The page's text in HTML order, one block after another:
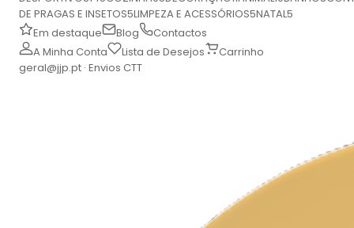
DE PRAGAS E INSETOS5LIMPEZA E ACESSÓRIOS5NATAL5
Em destaque
Blog
Contactos
A Minha Conta
Lista de Desejos
Carrinho
geral@jjp.pt · Envios CTT